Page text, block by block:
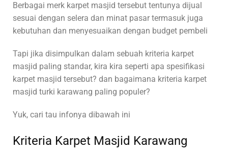
Berbagai merk karpet masjid tersebut tentunya dijual
sesuai dengan selera dan minat pasar termasuk juga
kebutuhan dan menyesuaikan dengan budget pembeli
Tapi jika disimpulkan dalam sebuah kriteria karpet
masjid paling standar, kira kira seperti apa spesifikasi
karpet masjid tersebut? dan bagaimana kriteria karpet
masjid turki karawang paling populer?
Yuk, cari tau infonya dibawah ini
Kriteria Karpet Masjid Karawang